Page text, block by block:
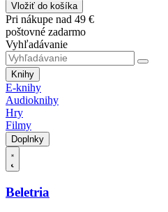
Vložiť do košíka
Pri nákupe nad 49 €
poštovné zadarmo
Vyhľadávanie
Knihy
E-knihy
Audioknihy
Hry
Filmy
Doplnky
Beletria